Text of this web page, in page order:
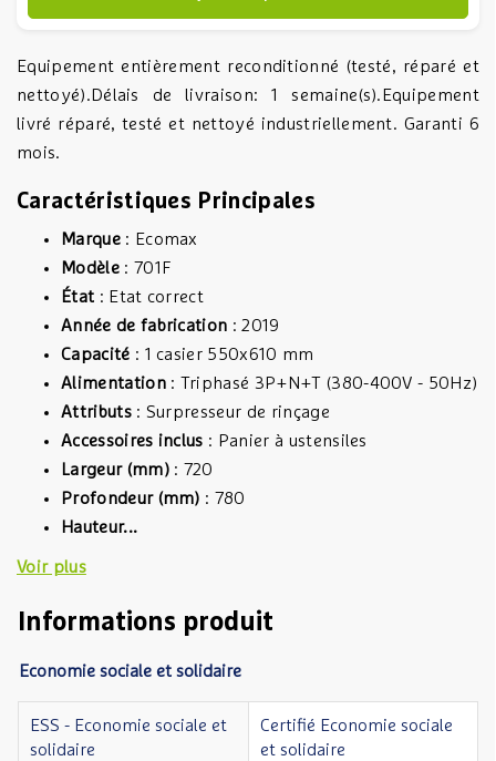
Equipement entièrement reconditionné (testé, réparé et
nettoyé).Délais de livraison: 1 semaine(s).Equipement
livré réparé, testé et nettoyé industriellement. Garanti 6
mois.
Caractéristiques Principales
Marque: Ecomax
Modèle: 701F
État : Etat correct
Année de fabrication : 2019
Capacité : 1 casier 550x610 mm
Alimentation: Triphasé 3P+N+T (380-400V - 50Hz)
Attributs: Surpresseur de rinçage
Accessoires inclus : Panier à ustensiles
Largeur (mm): 720
Profondeur (mm) : 780
Hauteur...
Voir plus
Informations produit
Economie sociale et solidaire
ESS - Economie sociale et
solidaire
Certifié Economie sociale
et solidaire